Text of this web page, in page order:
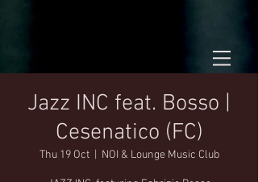
Jazz INC feat. Bosso |
Cesenatico (FC)
Thu 19 Oct
  |
NOI & Lounge Music Club